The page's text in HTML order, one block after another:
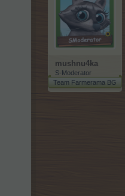
mushnu4ka
S-Moderator
Team Farmerama BG